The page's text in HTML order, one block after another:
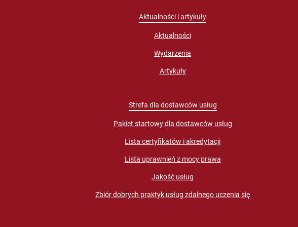
Aktualności i artykuły
Aktualności
Wydarzenia
Artykuły
Strefa dla dostawców usług
Pakiet startowy dla dostawców usług
Lista certyfikatów i akredytacji
Lista uprawnień z mocy prawa
Jakość usług
Zbiór dobrych praktyk usług zdalnego uczenia się